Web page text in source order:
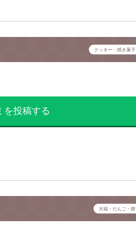
クッキー・焼き菓子
を投稿する
大福・だんご・餅